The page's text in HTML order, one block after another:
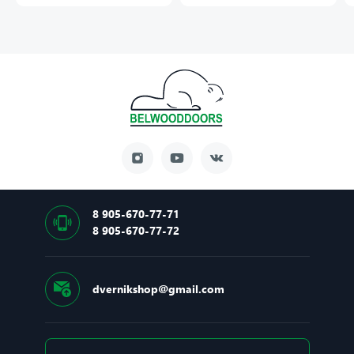
8 905-670-77-71
8 905-670-77-72
dvernikshop@gmail.com